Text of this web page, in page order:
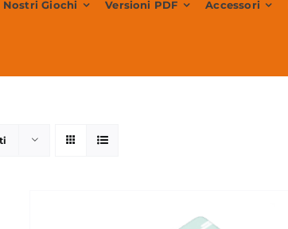
Nostri Giochi Versioni PDF Accessori